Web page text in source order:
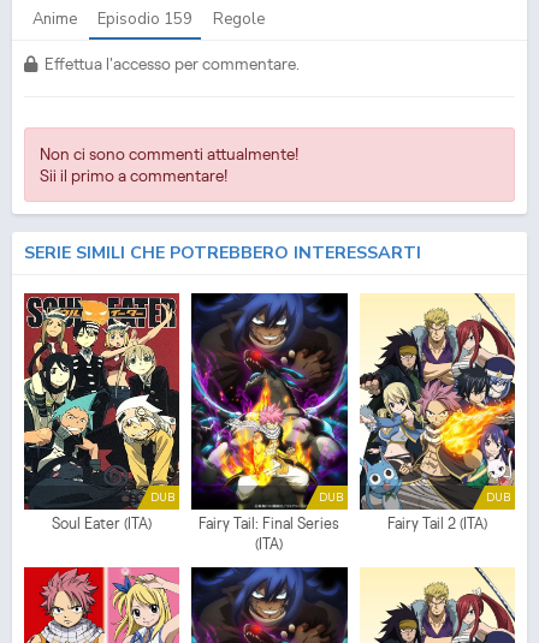
Anime Episodio 159 Regole
Effettua l'accesso per commentare.
Non ci sono commenti attualmente!
Sii il primo a commentare!
SERIE SIMILI CHE POTREBBERO INTERESSARTI
DUB
Soul Eater (ITA)
DUB
Fairy Tail: Final Series
(ITA)
DUB
Fairy Tail 2 (ITA)